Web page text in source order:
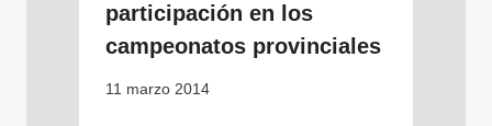
participación en los
campeonatos provinciales
11 marzo 2014